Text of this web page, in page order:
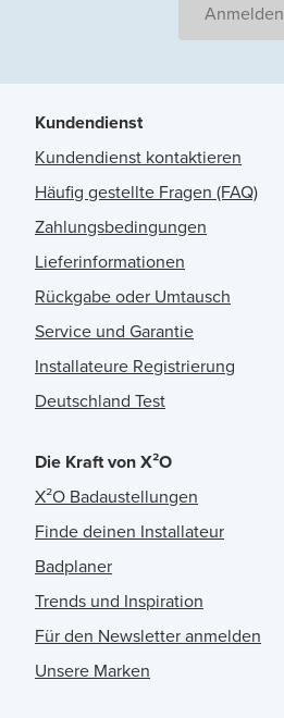
Anmelden
Kundendienst
Kundendienst kontaktieren
Häufig gestellte Fragen (FAQ)
Zahlungsbedingungen
Lieferinformationen
Rückgabe oder Umtausch
Service und Garantie
Installateure Registrierung
Deutschland Test
Die Kraft von X²O
X²O Badaustellungen
Finde deinen Installateur
Badplaner
Trends und Inspiration
Für den Newsletter anmelden
Unsere Marken